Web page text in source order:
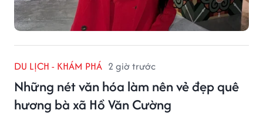
DU LỊCH - KHÁM PHÁ 2 giờ trước
Những nét văn hóa làm nên vẻ đẹp quê
hương bà xã Hồ Văn Cường